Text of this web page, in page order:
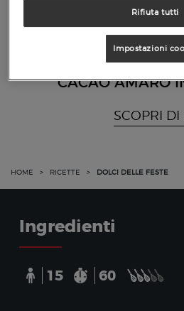
CACAO AMARO
SCOPRI DI
HOME > RICETTE > DOLCI DELLE FESTE
Ingredienti
15 60
Rifiuta tutti
Impostazioni